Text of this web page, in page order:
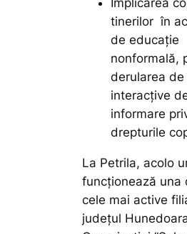
tinerilor în
de educație
nonformală,
derularea de
interacțive
informare
drepturile
La Petrila, acolo
funcționează una
cele mai active
județul